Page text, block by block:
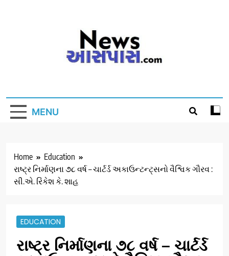
MENU
Home
Education
રાષ્ટ્ર નિર્માણના ૭૮ વર્ષ – ચાર્ટર્ડ અકાઉન્ટન્ટ્સનો વૈશ્વિક ગૌરવ :
સી.એ. રિંકેશ કે. શાહ
EDUCATION
રાષ્ટ્ર નિર્માણના ૭૮ વર્ષ – ચાર્ટર્ડ